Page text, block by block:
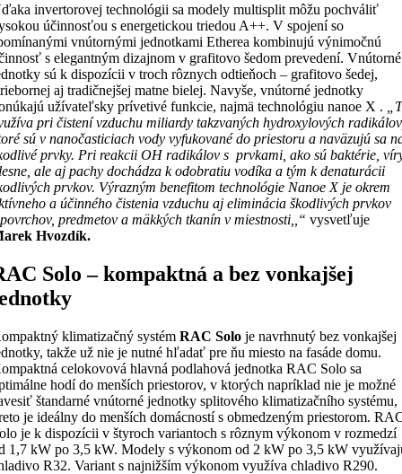
invertorovej technológii sa modely multisplit môžu pochváliť
účinnosťou s energetickou triedou A++. V spojení so
vnútornými jednotkami Etherea kombinujú výnimočnú
s elegantným dizajnom v grafitovo šedom prevedení. Vnútorné
sú k dispozícii v troch rôznych odtieňoch – grafitovo šedej,
aj tradičnejšej matne bielej. Navyše, vnútorné jednotky
užívateľsky prívetivé funkcie, najmä technológiu nanoe X .
pri čistení vzduchu miliardy takzvaných hydroxylových
sú v nanočasticiach vody vyfukované do priestoru a naväzujú sa
prvky. Pri reakcii OH radikálov s prvkami, ako sú baktérie,
ale aj pachy dochádza k odobratiu vodíka a tým k denaturácii
prvkov. Výrazným benefitom technológie Nanoe X je okrem
a účinného čistenia vzduchu aj eliminácia škodlivých prvkov
predmetov a mäkkých tkanín v miestnosti,,“ vysvetľuje
Hvozdík.
Solo – kompaktná a bez vonkajšej
klimatizačný systémRAC Solo je navrhnutý bez vonkajšej
takže už nie je nutné hľadať pre ňu miesto na fasáde domu.
celokovová hlavná podlahová jednotka RAC Solo sa
hodí do menších priestorov, v ktorých napríklad nie je možné
štandarné vnútorné jednotky splitového klimatizačního systému,
je ideálny do menších domácností s obmedzeným priestorom.
je k dispozícii v štyroch variantoch s rôznym výkonom v rozmedzí
1,7 kW po 3,5 kW. Modely s výkonom od 2 kW po 3,5 kW
R32. Variant s najnižším výkonom využíva chladivo R290.